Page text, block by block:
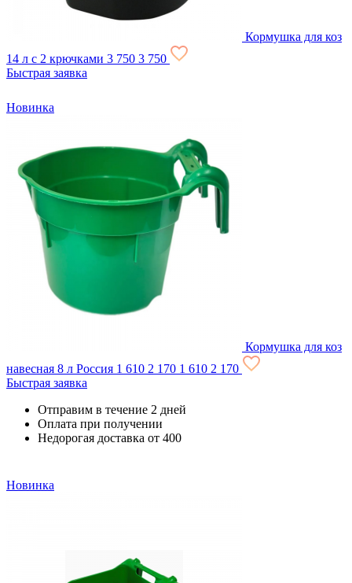
Кормушка для коз
14 л с 2 крючками 3 750 3 750
Быстрая заявка
Новинка
Кормушка для коз
навесная 8 л Россия 1 610 2 170 1 610 2 170
Быстрая заявка
Отправим в течение 2 дней
Оплата при получении
Недорогая доставка от 400
Новинка